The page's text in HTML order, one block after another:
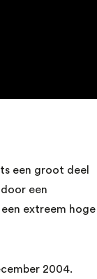
een groot deel
een
extreem hoge
2004.